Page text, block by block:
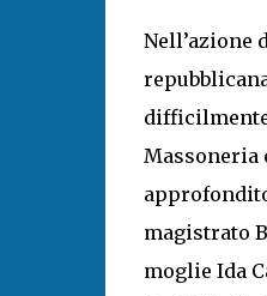
Massoneria
magistrato
moglie Ida